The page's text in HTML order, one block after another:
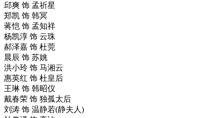
邱爽 饰 孟祈星
郑凯 饰 韩冥
蒋恺 饰 孟知祥
杨凯淳 饰 云珠
郝泽嘉 饰 杜莞
晨辰 饰 苏姚
洪小玲 饰 马湘云
惠英红 饰 杜皇后
王琳 饰 韩昭仪
戴春荣 饰 独孤太后
刘涛 饰 温静若(静夫人)